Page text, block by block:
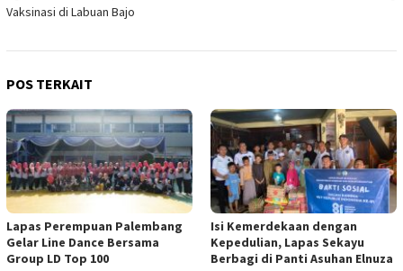
Vaksinasi di Labuan Bajo
POS TERKAIT
Lapas Perempuan Palembang
Gelar Line Dance Bersama
Group LD Top 100
Isi Kemerdekaan dengan
Kepedulian, Lapas Sekayu
Berbagi di Panti Asuhan Elnuza